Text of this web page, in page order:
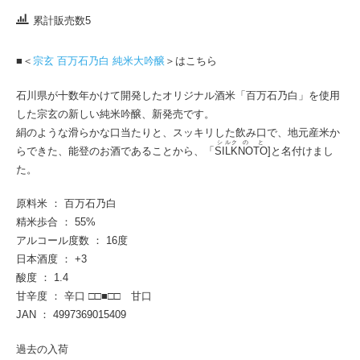
累計販売数5
■＜ 宗玄 百万石乃白 純米大吟醸 ＞はこちら
石川県が十数年かけて開発したオリジナル酒米「百万石乃白」を使用
した宗玄の新しい純米吟醸、新発売です。
絹のような滑らかな口当たりと、スッキリした飲み口で、地元産米か
らできた、能登のお酒であることから、「SI
シ
L
ル
K
ク
NO
の
TO
と
]と名付けまし
た。
原料米 ： 百万石乃白
精米歩合 ： 55%
アルコール度数 ： 16度
日本酒度 ： +3
酸度 ： 1.4
甘辛度 ： 辛口 □□■□□ 甘口
JAN ： 4997369015409
過去の入荷